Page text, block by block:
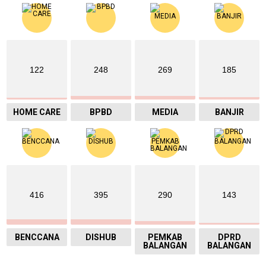
122
HOME CARE
248
BPBD
269
MEDIA
185
BANJIR
416
BENCCANA
395
DISHUB
290
PEMKAB
BALANGAN
143
DPRD
BALANGAN